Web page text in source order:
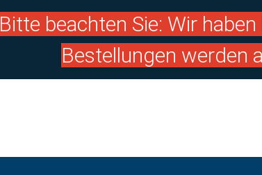
Bitte beachten Sie: Wir
Bestellungen werden